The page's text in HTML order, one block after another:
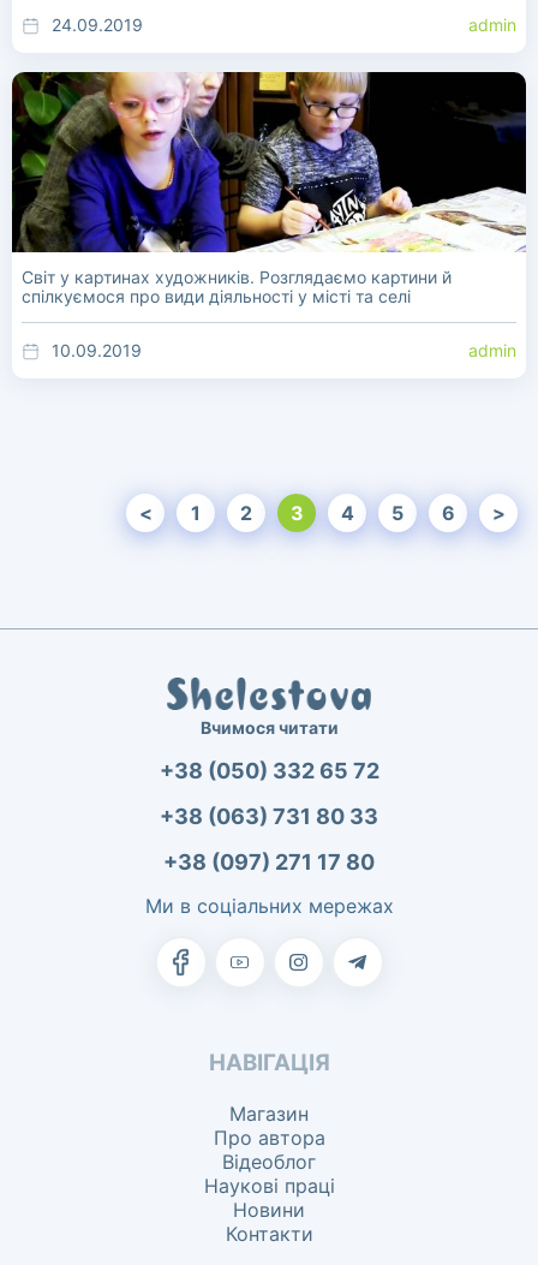
24.09.2019 admin
Світ у картинах художників. Розглядаємо картини й
спілкуємося про види діяльності у місті та селі
10.09.2019 admin
< 1 2 3 4 5 6 >
Вчимося читати
+38 (050) 332 65 72
+38 (063) 731 80 33
+38 (097) 271 17 80
Ми в соціальних мережах
НАВІГАЦІЯ
Магазин
Про автора
Відеоблог
Наукові праці
Новини
Контакти